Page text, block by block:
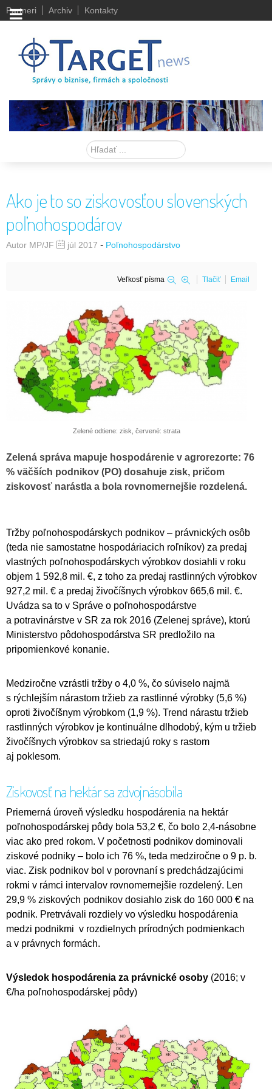
Partneri Archiv Kontakty
Hľadať
Ako je to so ziskovosťou slovenských
poľnohospodárov
Autor MP/JF júl 2017 - Poľnohospodárstvo
Veľkosť písma Tlačiť Email
Zelené odtiene: zisk, červené: strata
Zelená správa mapuje hospodárenie v agrorezorte: 76
% väčších podnikov (PO) dosahuje zisk, pričom
ziskovosť narástla a bola rovnomernejšie rozdelená.
Tržby poľnohospodárskych podnikov – právnických osôb
(teda nie samostatne hospodáriacich roľníkov) za predaj
vlastných poľnohospodárskych výrobkov dosiahli v roku
objem 1 592,8 mil. €, z toho za predaj rastlinných výrobkov
927,2 mil. € a predaj živočíšnych výrobkov 665,6 mil. €.
Uvádza sa to v Správe o poľnohospodárstve
a potravinárstve v SR za rok 2016 (Zelenej správe), ktorú
Ministerstvo pôdohospodárstva SR predložilo na
pripomienkové konanie.
Medziročne vzrástli tržby o 4,0 %, čo súviselo najmä
s rýchlejším nárastom tržieb za rastlinné výrobky (5,6 %)
oproti živočíšnym výrobkom (1,9 %). Trend nárastu tržieb
rastlinných výrobkov je kontinuálne dlhodobý, kým u tržieb
živočíšnych výrobkov sa striedajú roky s rastom
aj poklesom.
Ziskovosť na hektár sa zdvojnásobila
Priemerná úroveň výsledku hospodárenia na hektár
poľnohospodárskej pôdy bola 53,2 €, čo bolo 2,4-násobne
viac ako pred rokom. V početnosti podnikov dominovali
ziskové podniky – bolo ich 76 %, teda medziročne o 9 p. b.
viac. Zisk podnikov bol v porovnaní s predchádzajúcimi
rokmi v rámci intervalov rovnomernejšie rozdelený. Len
29,9 % ziskových podnikov dosiahlo zisk do 160 000 € na
podnik. Pretrvávali rozdiely vo výsledku hospodárenia
medzi podnikmi v rozdielnych prírodných podmienkach
a v právnych formách.
Výsledok hospodárenia za právnické osoby (2016; v
€/ha poľnohospodárskej pôdy)